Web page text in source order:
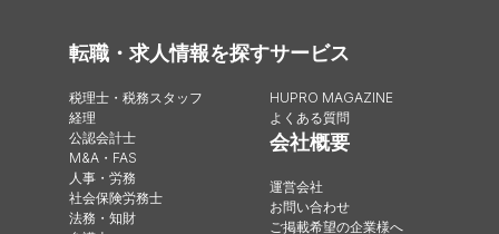
転職・求人情報を探す
税理士・税務スタッフ
経理
公認会計士
M&A・FAS
人事・労務
社会保険労務士
法務・知財
サービス
HUPRO MAGAZINE
よくある質問
会社概要
運営会社
お問い合わせ
ご掲載希望の企業様へ